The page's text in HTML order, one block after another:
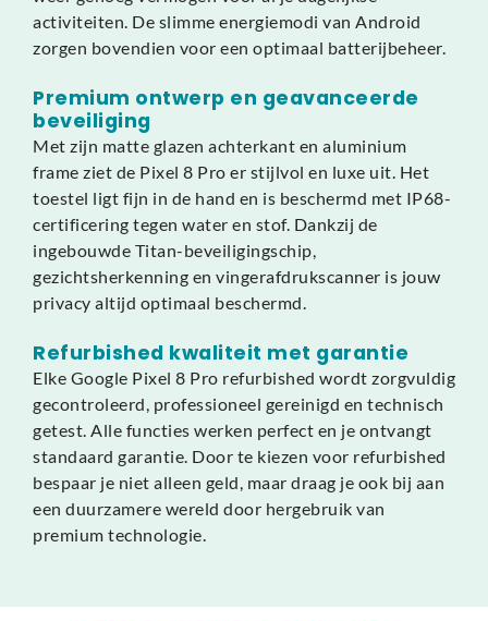
activiteiten. De slimme energiemodi van Android
zorgen bovendien voor een optimaal batterijbeheer.
Premium ontwerp en geavanceerde
beveiliging
Met zijn matte glazen achterkant en aluminium
frame ziet de Pixel 8 Pro er stijlvol en luxe uit. Het
toestel ligt fijn in de hand en is beschermd met IP68-
certificering tegen water en stof. Dankzij de
ingebouwde Titan-beveiligingschip,
gezichtsherkenning en vingerafdrukscanner is jouw
privacy altijd optimaal beschermd.
Refurbished kwaliteit met garantie
Elke Google Pixel 8 Pro refurbished wordt zorgvuldig
gecontroleerd, professioneel gereinigd en technisch
getest. Alle functies werken perfect en je ontvangt
standaard garantie. Door te kiezen voor refurbished
bespaar je niet alleen geld, maar draag je ook bij aan
een duurzamere wereld door hergebruik van
premium technologie.